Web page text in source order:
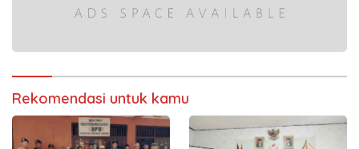
Rekomendasi untuk kamu